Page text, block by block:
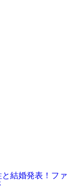
結婚発表！フ